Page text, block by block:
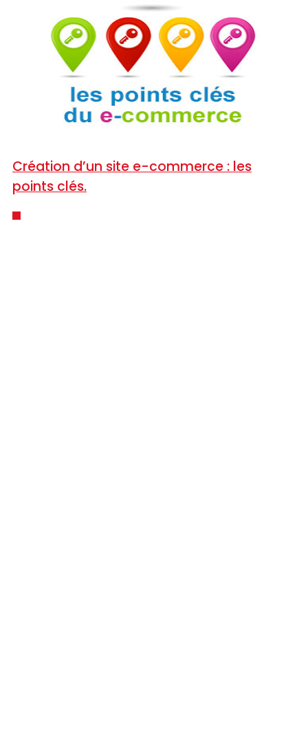
Création d’un site e-commerce : les
points clés.